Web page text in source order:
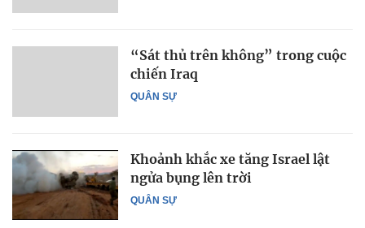
QUÂN SỰ
“Sát thủ trên không” trong cuộc
chiến Iraq
QUÂN SỰ
Khoảnh khắc xe tăng Israel lật
ngửa bụng lên trời